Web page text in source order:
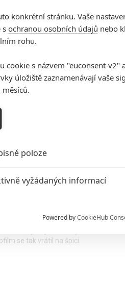
v kinech
ale
se drží
netáhnou, lidi pořád
filmy.
v sedle,
na první
se tak vrátil na špici.
konkrétní stránku. Vaše
s ochranou osobních údajů nebo
rohu.
cookie s názvem "euconsent-v2"
úložiště zaznamenávají vaše
poloze
vyžádaných informací
v zařízení
a měření reklamy
průzkum publika a vývoj
Powered byCookieHub